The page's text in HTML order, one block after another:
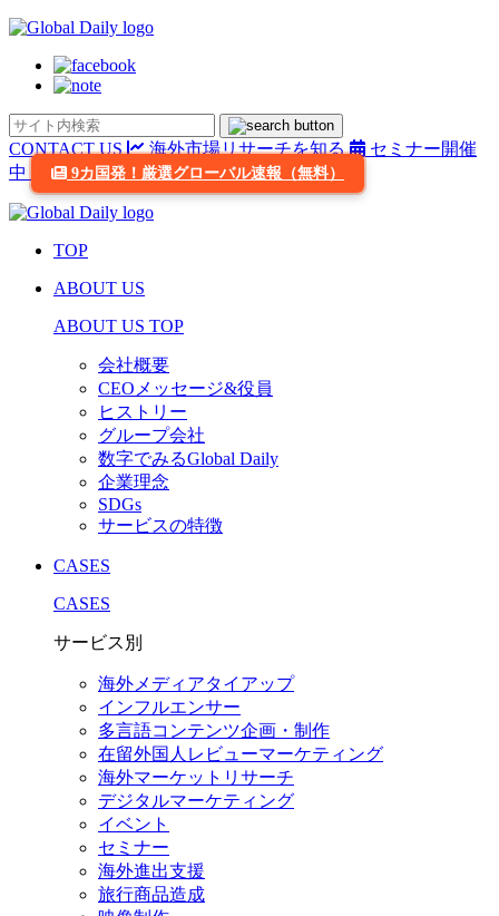
CONTACT US 海外市場リサーチを知る
セミナー開催
中
9カ国発！厳選グローバル速報（無料）
TOP
ABOUT US
ABOUT US TOP
会社概要
CEOメッセージ&役員
ヒストリー
グループ会社
数字でみるGlobal Daily
企業理念
SDGs
サービスの特徴
CASES
CASES
サービス別
海外メディアタイアップ
インフルエンサー
多言語コンテンツ企画・制作
在留外国⼈レビューマーケティング
海外マーケットリサーチ
デジタルマーケティング
イベント
セミナー
海外進出支援
旅行商品造成